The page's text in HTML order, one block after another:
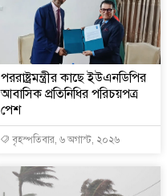
পররাষ্ট্রমন্ত্রীর কা‌ছে ইউএনডিপির
আবাসিক প্রতিনিধির পরিচয়পত্র
পেশ
বৃহস্পতিবার, ৬ অগাস্ট, ২০২৬